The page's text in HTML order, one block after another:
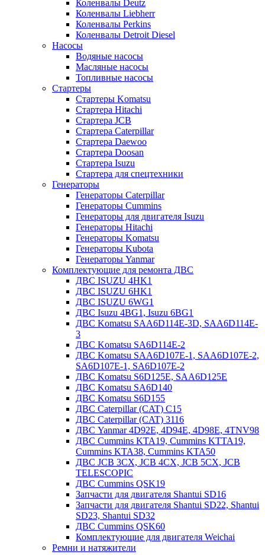
Коленвалы Deutz
Коленвалы Liebherr
Коленвалы Perkins
Коленвалы Detroit Diesel
Насосы
Водяные насосы
Масляные насосы
Топливные насосы
Стартеры
Стартеры Komatsu
Стартера Hitachi
Стартера JCB
Стартера Caterpillar
Стартера Daewoo
Стартера Doosan
Стартера Isuzu
Стартера для спецтехники
Генераторы
Генераторы Caterpillar
Генераторы Cummins
Генераторы для двигателя Isuzu
Генераторы Hitachi
Генераторы Komatsu
Генераторы Kubota
Генераторы Yanmar
Комплектующие для ремонта ДВС
ДВС ISUZU 4HK1
ДВС ISUZU 6HK1
ДВС ISUZU 6WG1
ДВС Isuzu 4BG1, Isuzu 6BG1
ДВС Komatsu SAA6D114E-3D, SAA6D114E-
3
ДВС Komatsu SA6D114E-2
ДВС Komatsu SAA6D107E-1, SAA6D107E-2,
SA6D107E-1, SA6D107E-2
ДВС Komatsu S6D125E, SAA6D125E
ДВС Komatsu SA6D140
ДВС Komatsu S6D155
ДВС Caterpillar (CAT) C15
ДВС Caterpillar (CAT) 3116
ДВС Yanmar 4D92E, 4D94E, 4D98E, 4TNV98
ДВС Cummins KTA19, Cummins KTTA19,
Cummins KTA38, Cummins KTA50
ДВС JCB 3CX, JCB 4CX, JCB 5CX, JCB
TELESCOPIC
ДВС Cummins QSK19
Запчасти для двигателя Shantui SD16
Запчасти для двигателя Shantui SD22, Shantui
SD23, Shantui SD32
ДВС Cummins QSK60
Комплектующие для двигателя Weichai
Ремни и натяжители